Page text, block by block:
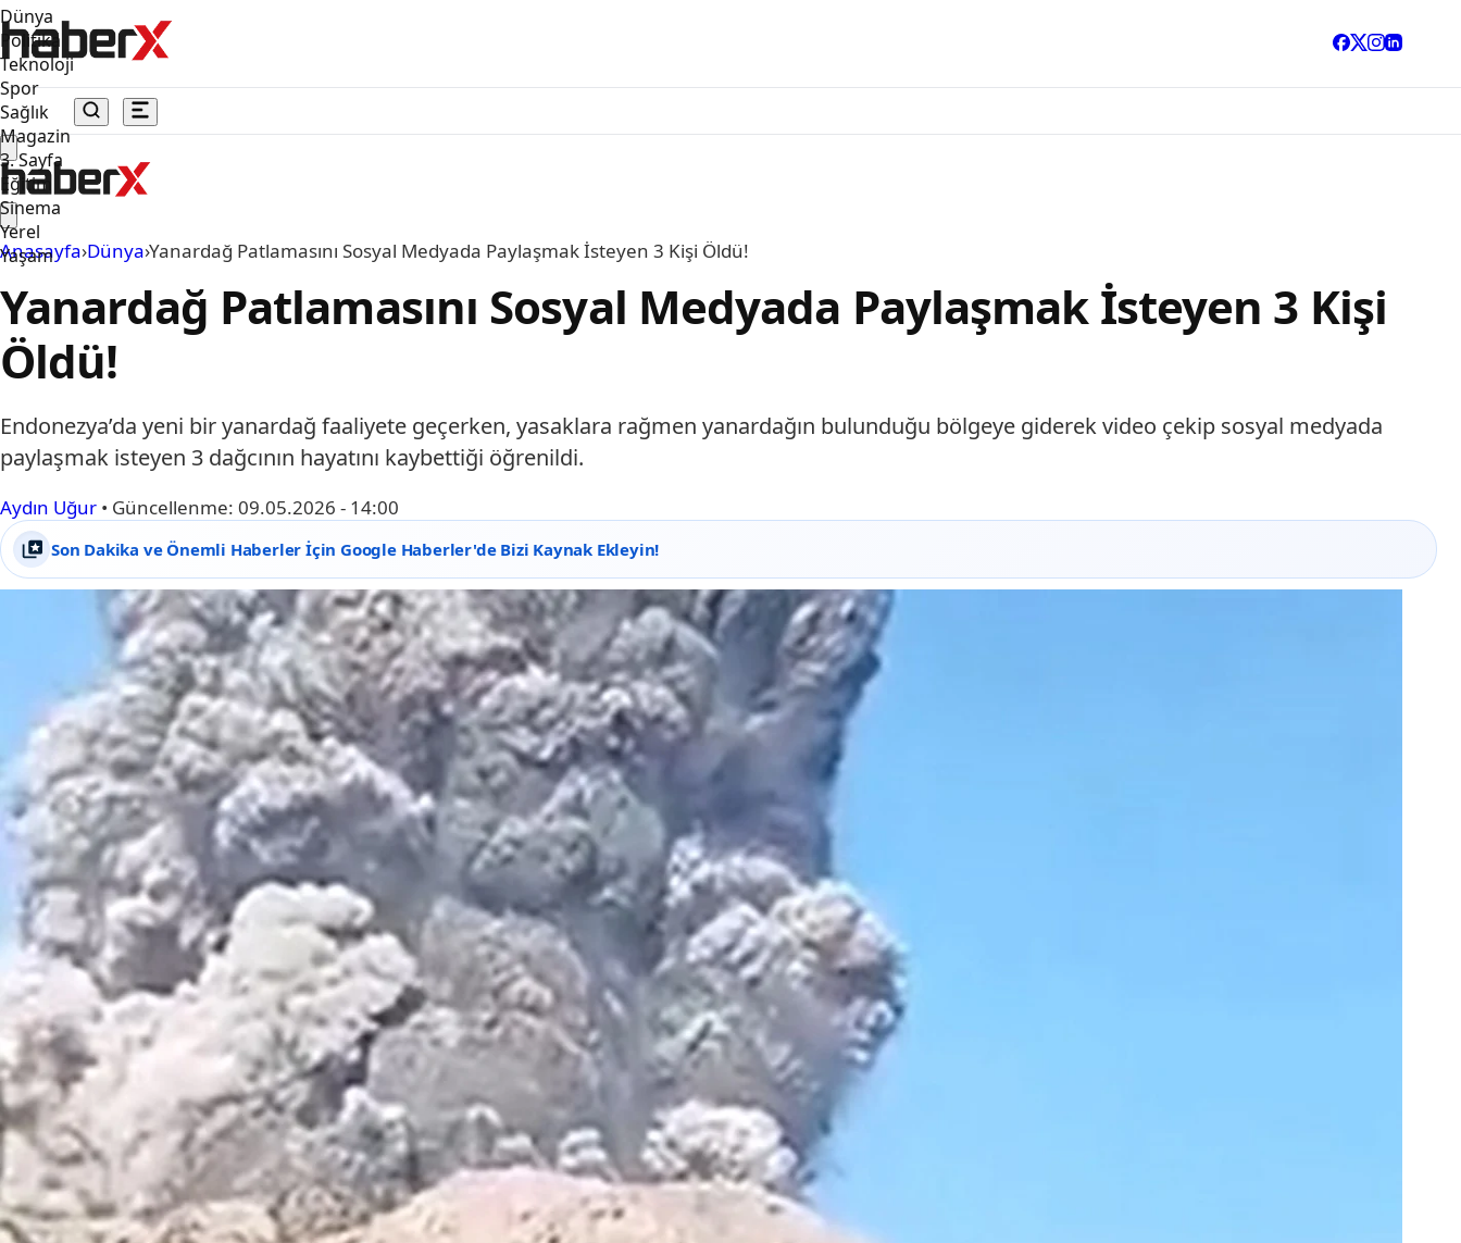
Dünya
Politika
Teknoloji
Spor
Sağlık
Magazin
3. Sayfa
Eğitim
Sinema
Yerel
Yaşam
Anasayfa›Dünya›Yanardağ Patlamasını Sosyal Medyada Paylaşmak İsteyen 3 Kişi Öldü!
Yanardağ Patlamasını Sosyal Medyada Paylaşmak İsteyen 3 Kişi
Öldü!
Endonezya’da yeni bir yanardağ faaliyete geçerken, yasaklara rağmen yanardağın bulunduğu bölgeye giderek video çekip sosyal medyada
paylaşmak isteyen 3 dağcının hayatını kaybettiği öğrenildi.
Aydın Uğur • Güncellenme: 09.05.2026 - 14:00
Son Dakika ve Önemli Haberler İçin Google Haberler'de Bizi Kaynak Ekleyin!